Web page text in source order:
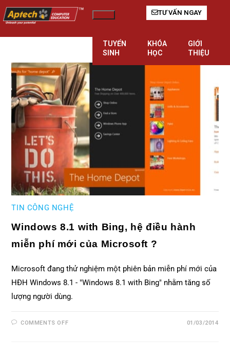
TUYỂN
SINH
KHÓA
HỌC
GIỚI
THIỆU
Hamburger Toggle Menu
TƯ VẤN NGAY
TIN CÔNG NGHỆ
Windows 8.1 with Bing, hệ điều hành
miễn phí mới của Microsoft ?
Microsoft đang thử nghiệm một phiên bản miễn phí mới của
HĐH Windows 8.1 - "Windows 8.1 with Bing" nhằm tăng số
lượng người dùng.
COMMENTS OFF 01/03/2014